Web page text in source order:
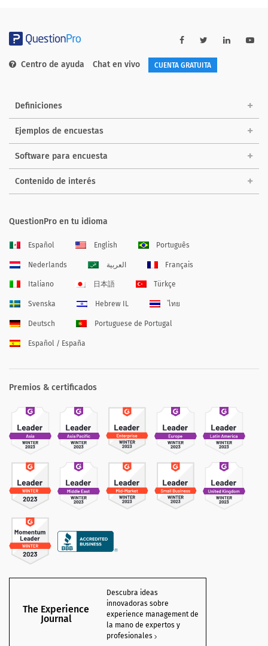
Centro de ayuda Chat en vivo CUENTA GRATUITA
Definiciones
Ejemplos de encuestas
Software para encuesta
Contenido de interés
QuestionPro en tu idioma
Español English Português
Nederlands العربية Français
Italiano 日本語 Türkçe
Svenska Hebrew IL ไทย
Deutsch Portuguese de Portugal
Español / España
Premios & certificados
The Experience
Journal
Descubra ideas
innovadoras sobre
experience management de
la mano de expertos y
profesionales